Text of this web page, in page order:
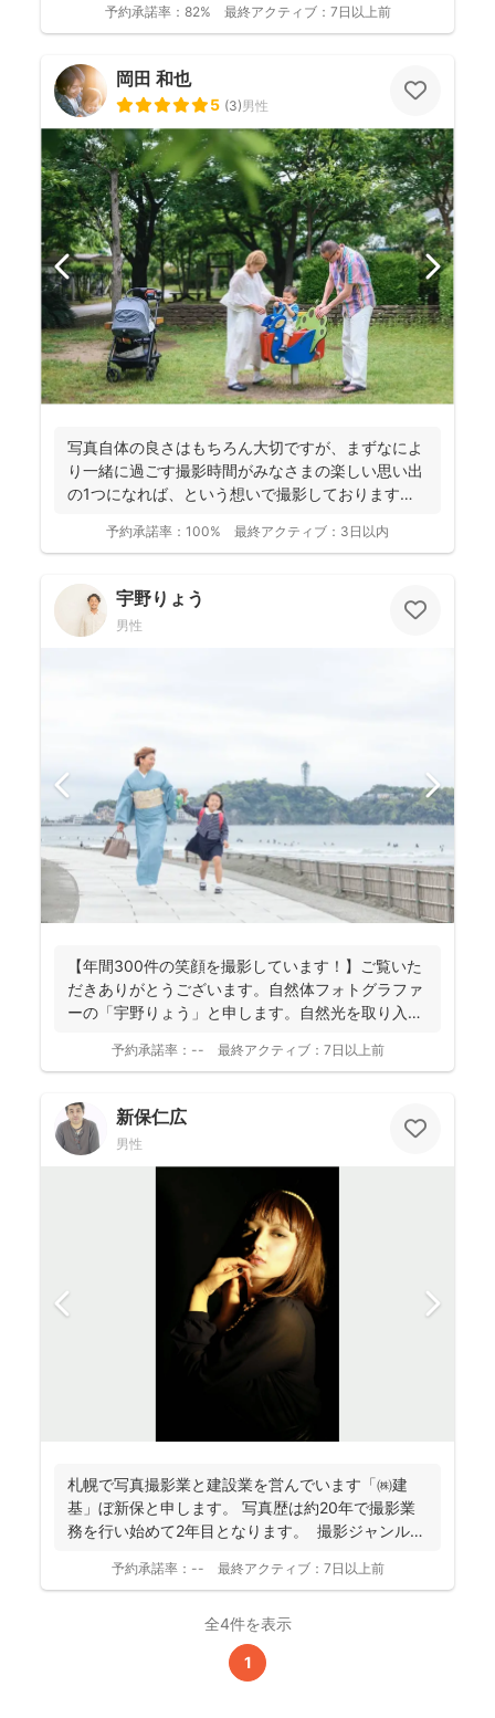
予約承諾率： 82% 最終アクティブ： 7日以上前
岡田 和也
5 (3)男性
写真自体の良さはもちろん大切ですが、まずなによ
り一緒に過ごす撮影時間がみなさまの楽しい思い出
の1つになれば、という想いで撮影しております！
予約承諾率： 100% 最終アクティブ： 3日以内
宇野りょう
男性
【年間300件の笑顔を撮影しています！】ご覧いた
だきありがとうございます。自然体フォトグラファ
ーの「宇野りょう」と申します。自然光を取り入れ
予約承諾率： -- 最終アクティブ： 7日以上前
新保仁広
男性
札幌で写真撮影業と建設業を営んでいます「㈱建
基」ぼ新保と申します。 写真歴は約20年で撮影業
務を行い始めて2年目となります。 撮影ジャンルは
予約承諾率： -- 最終アクティブ： 7日以上前
全4件を表示
1